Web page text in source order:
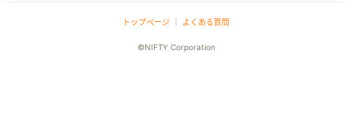
トップページ よくある質問
©NIFTY Corporation